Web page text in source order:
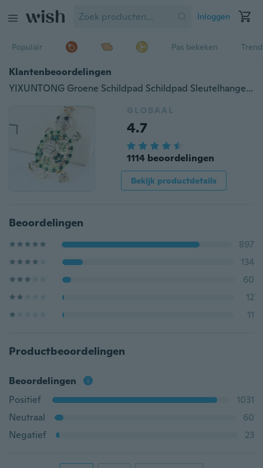
Inloggen
Populair Pas bekeken
Klantenbeoordelingen
YIXUNTONG Groene Schildpad Schildpad Sleutelhanger voor Portemonnee Handtas Carkey
GLOBAAL
4.7
1114 beoordelingen
Bekijk productdetails
Beoordelingen
897
134
60
12
11
Productbeoordelingen
Beoordelingen
Positief
1031
Neutraal
60
Negatief
23